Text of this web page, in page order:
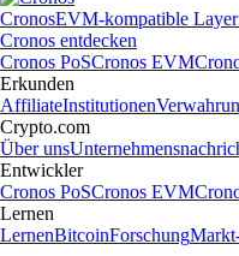
CronosEVM-kompatible Layer
Cronos entdecken
Cronos PoSCronos EVM
Erkunden
AffiliateInstitutionen
Crypto.com
Über uns
Entwickler
Cronos PoSCronos EVM
Lernen
LernenBitcoinForschung